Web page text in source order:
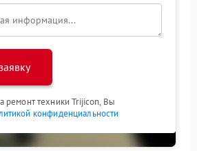
ремонт техники Trijicon, Вы
конфиденциальности